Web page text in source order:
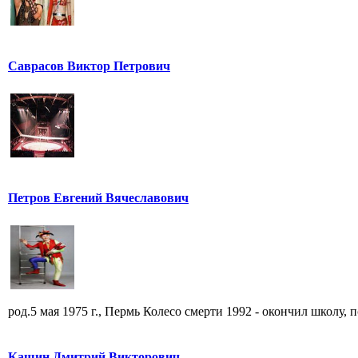
Саврасов Виктор Петрович
Петров Евгений Вячеславович
род.5 мая 1975 г., Пермь Колесо смерти 1992 - окончил школу,